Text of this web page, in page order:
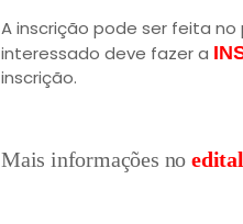
A inscrição pode ser feita no
interessado deve fazer a
inscrição.
Mais informações no edital